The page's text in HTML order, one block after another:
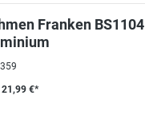
Franken BS1104
21,99 €*